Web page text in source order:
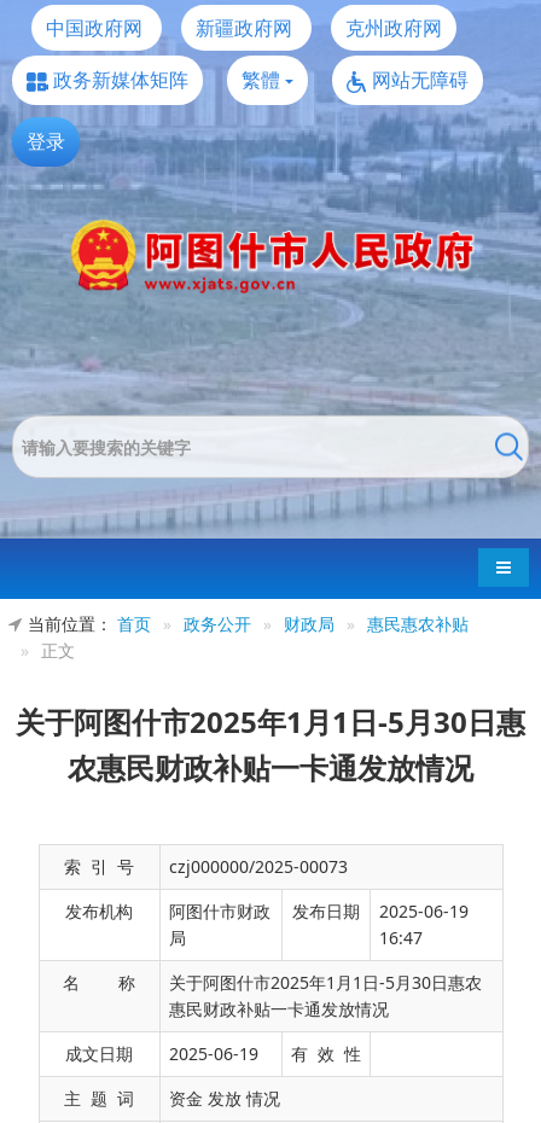
中国政府网 新疆政府网
克州政府网
政务新媒体矩阵
繁體 网站无障碍
登录
导航
当前位置： 首页 » 政务公开 » 财政局 » 惠民惠农补贴
»
正文
关于阿图什市2025年1月1日-5月30日惠
农惠民财政补贴一卡通发放情况
索 引 号
czj000000/2025-00073
发布机构
阿图什市财政
局
发布日期
2025-06-19
16:47
名 称
关于阿图什市2025年1月1日-5月30日惠农
惠民财政补贴一卡通发放情况
成文日期
2025-06-19
有 效 性
主 题 词
资金 发放 情况